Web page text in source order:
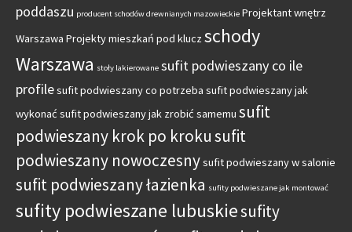
poddaszu producent schodów drewnianych mazowieckie Projektant wnętrz
Warszawa Projekty mieszkań pod klucz schody
Warszawa stoły lakierowane sufit podwieszany co ile
profilesufit podwieszany co potrzeba sufit podwieszany jak
wykonać sufit podwieszany jak zrobić samemu sufit
podwieszany krok po krokusufit
podwieszany nowoczesnysufit podwieszany w salonie
sufit podwieszany łazienka sufity podwieszane jak montować
sufity podwieszane lubuskiesufity